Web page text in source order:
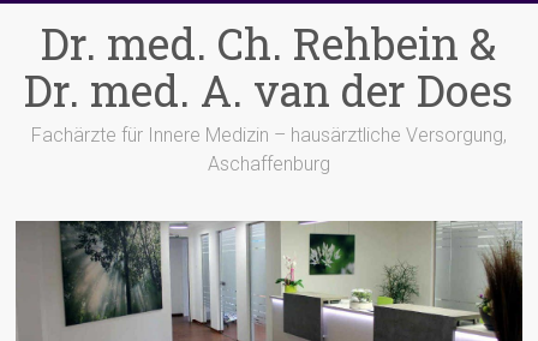
Inhalt
springenDr. med. Ch. Rehbein &
Dr. med. A. van der Does
Fachärzte für Innere Medizin – hausärztliche Versorgung,
Aschaffenburg